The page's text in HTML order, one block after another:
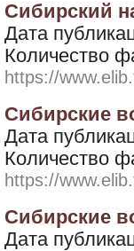
Сибирский
Дата
Количество
https://
Сибирские
Дата
Количество
https://
Сибирские
Дата